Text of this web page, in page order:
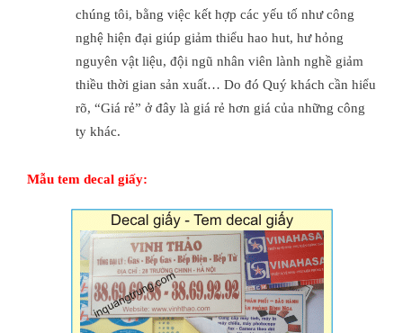
chúng tôi, bằng việc kết hợp các yếu tố như công
nghệ hiện đại giúp giảm thiểu hao hut, hư hỏng
nguyên vật liệu, đội ngũ nhân viên lành nghề giảm
thiều thời gian sản xuất… Do đó Quý khách cần hiểu
rõ, “Giá rẻ” ở đây là giá rẻ hơn giá của những công
ty khác.
Mẫu tem decal giấy: